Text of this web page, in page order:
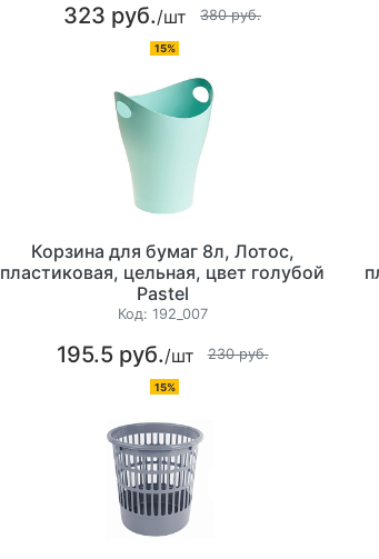
323 руб./шт 380 руб.
15%
Корзина для бумаг 8л, Лотос,
пластиковая, цельная, цвет голубой
Pastel
Код: 192_007
195.5 руб./шт 230 руб.
15%